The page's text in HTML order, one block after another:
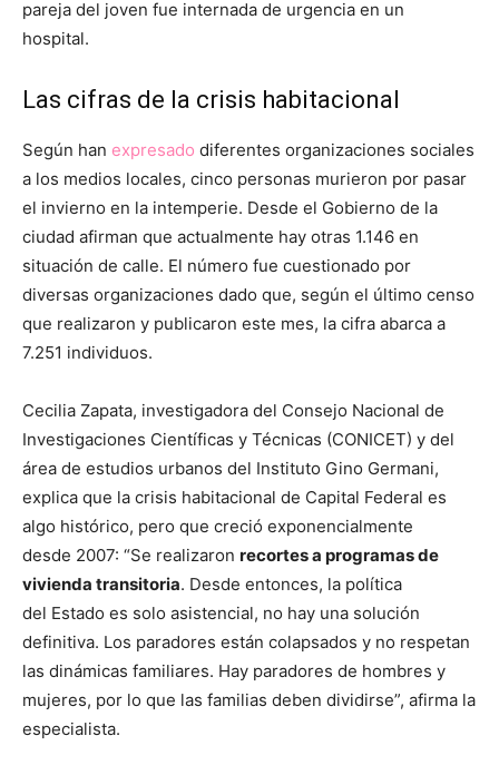
pareja del joven fue internada de urgencia en un
hospital.
Las cifras de la crisis habitacional
Según han expresado diferentes organizaciones sociales
a los medios locales, cinco personas murieron por pasar
el invierno en la intemperie. Desde el Gobierno de la
ciudad afirman que actualmente hay otras 1.146 en
situación de calle. El número fue cuestionado por
diversas organizaciones dado que, según el último censo
que realizaron y publicaron este mes, la cifra abarca a
7.251 individuos.
Cecilia Zapata, investigadora del Consejo Nacional de
Investigaciones Científicas y Técnicas (CONICET) y del
área de estudios urbanos del Instituto Gino Germani,
explica que la crisis habitacional de Capital Federal es
algo histórico, pero que creció exponencialmente
desde 2007: “Se realizaron recortes a programas de
vivienda transitoria. Desde entonces, la política
del Estado es solo asistencial, no hay una solución
definitiva. Los paradores están colapsados y no respetan
las dinámicas familiares. Hay paradores de hombres y
mujeres, por lo que las familias deben dividirse”, afirma la
especialista.